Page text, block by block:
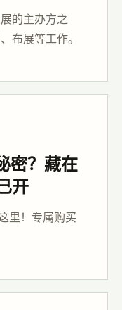
的主办方之
布展等工作。
密？藏在
开
里！专属购买